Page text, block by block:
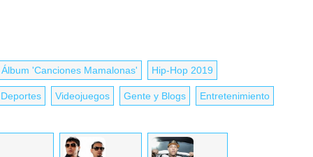
Álbum 'Canciones Mamalonas' Hip-Hop 2019
Deportes Videojuegos Gente y Blogs Entretenimiento